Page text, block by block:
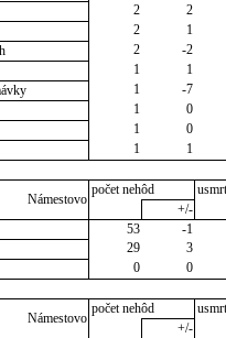
2 2
2 1
2 -2
1 1
1 -7
1 0
1 0
1 1
Námestovo
počet nehôd
+/-
53 -1
29 3
0 0
Námestovo
počet nehôd
+/-